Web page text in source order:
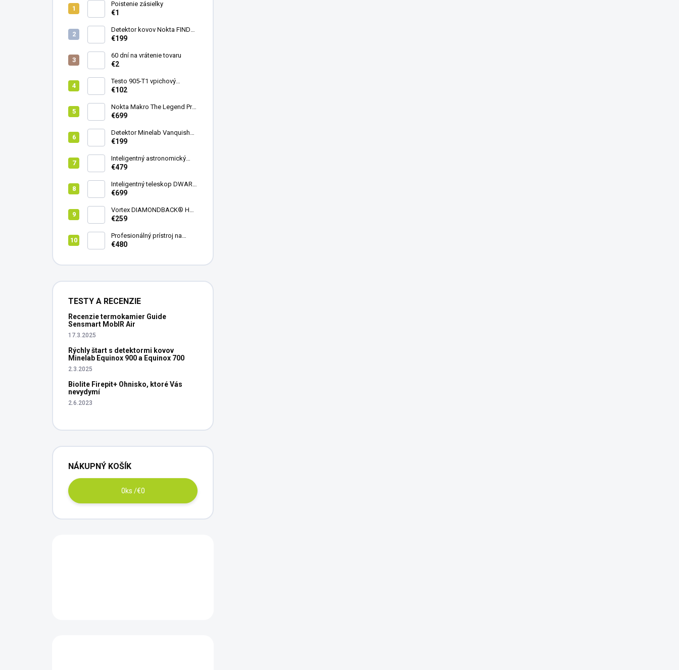
Poistenie zásielky
€1
Detektor kovov Nokta FINDX
Pro
€199
60 dní na vrátenie tovaru
€2
Testo 905-T1 vpichový
teplomer
€102
Nokta Makro The Legend Pro
Pack - model 2024
€699
Detektor Minelab Vanquish
340
€199
Inteligentný astronomický
teleskop DwarfLab Dwarf
€479
Inteligentný teleskop DWARF
III + originálny statív DWARF 3
€699
Vortex DIAMONDBACK® HD
8X42
€259
Profesionálný prístroj na
vedenie vŕtania Laserliner
€480
TESTY A RECENZIE
Recenzie termokamier Guide
Sensmart MobIR Air
17.3.2025
Rýchly štart s detektormi kovov
Minelab Equinox 900 a Equinox 700
2.3.2025
Biolite Firepit+ Ohnisko, ktoré Vás
nevydymí
2.6.2023
NÁKUPNÝ KOŠÍK
0ks /€0